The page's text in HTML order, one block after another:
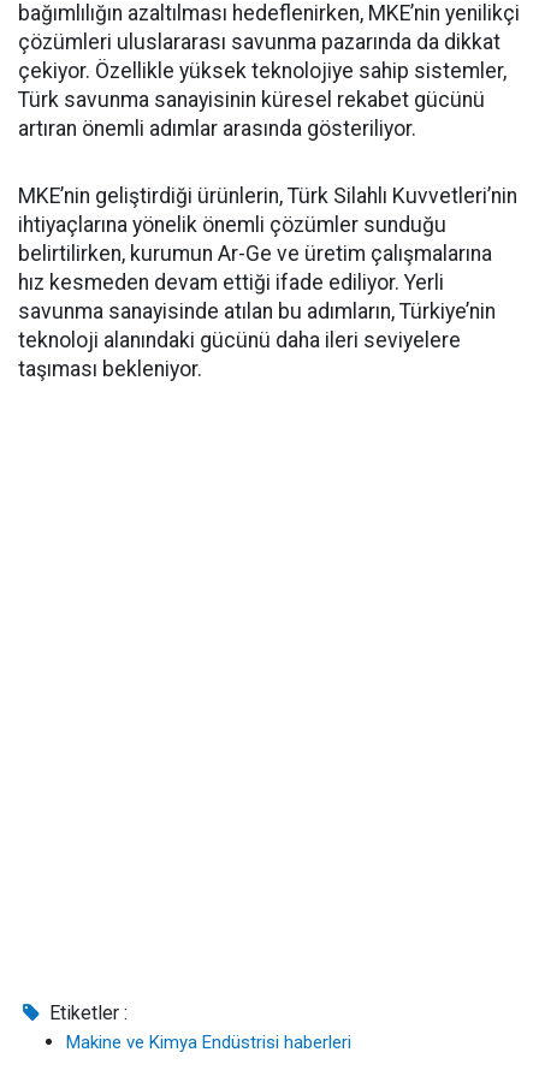
bağımlılığın azaltılması hedeflenirken, MKE’nin yenilikçi
çözümleri uluslararası savunma pazarında da dikkat
çekiyor. Özellikle yüksek teknolojiye sahip sistemler,
Türk savunma sanayisinin küresel rekabet gücünü
artıran önemli adımlar arasında gösteriliyor.
MKE’nin geliştirdiği ürünlerin, Türk Silahlı Kuvvetleri’nin
ihtiyaçlarına yönelik önemli çözümler sunduğu
belirtilirken, kurumun Ar-Ge ve üretim çalışmalarına
hız kesmeden devam ettiği ifade ediliyor. Yerli
savunma sanayisinde atılan bu adımların, Türkiye’nin
teknoloji alanındaki gücünü daha ileri seviyelere
taşıması bekleniyor.
Etiketler :
Makine ve Kimya Endüstrisi haberleri